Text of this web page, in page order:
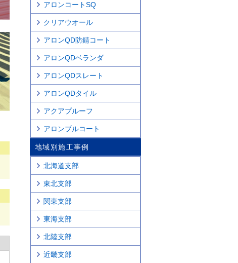
アロンコートSQ
クリアウオール
アロンQD防錆コート
アロンQDベランダ
アロンQDスレート
アロンQDタイル
アクアプルーフ
アロンブルコート
地域別施工事例
北海道支部
東北支部
関東支部
東海支部
北陸支部
近畿支部